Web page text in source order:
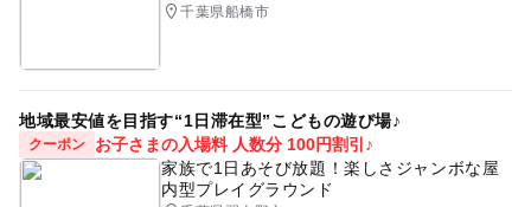
千葉県船橋市
地域最安値を目指す“1日滞在型”こどもの遊び場♪
クーポン
お子さまの入場料 人数分 100円割引♪
家族で1日あそび放題！楽しさジャンボな屋
内型プレイグラウンド